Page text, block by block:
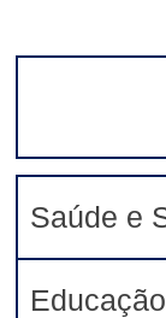
Saúde e